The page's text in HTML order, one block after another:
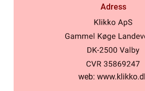
Adress
web: